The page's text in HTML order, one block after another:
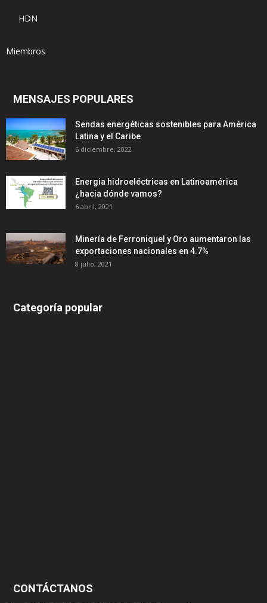
HDN
Miembros
MENSAJES POPULARES
Sendas energéticas sostenibles para América
Latina y el Caribe
6 diciembre, 2022
Energia hidroeléctricas en Latinoamérica
¿hacia dónde vamos?
6 abril, 2021
Minería de Ferroniquel y Oro aumentaron las
exportaciones nacionales en 4.7%
8 julio, 2021
Categoría popular
CONTÁCTANOS